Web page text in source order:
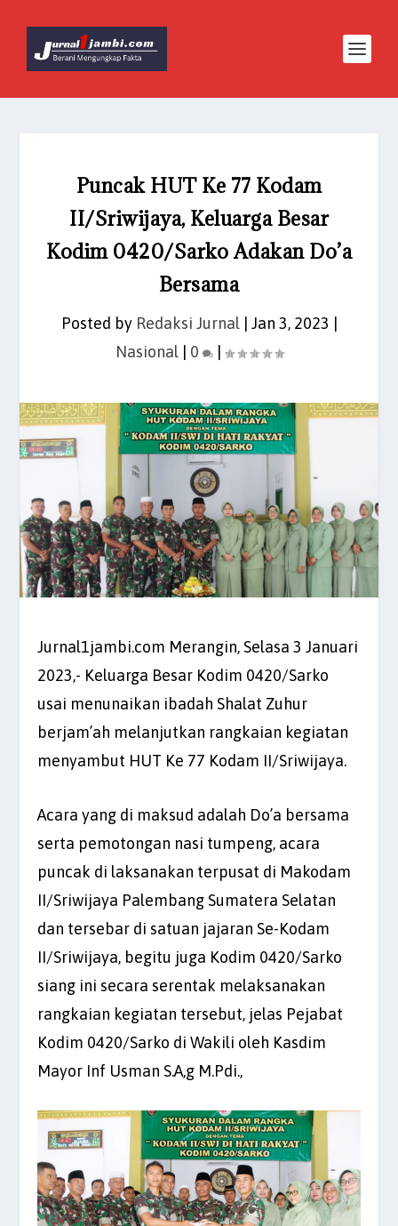
Puncak HUT Ke 77 Kodam
II/Sriwijaya, Keluarga Besar
Kodim 0420/Sarko Adakan Do’a
Bersama
Posted by Redaksi Jurnal| Jan 3, 2023
Nasional| 0 |
Jurnal1jambi.com Merangin, Selasa 3 Januari
2023,- Keluarga Besar Kodim 0420/Sarko
usai menunaikan ibadah Shalat Zuhur
berjam’ah melanjutkan rangkaian kegiatan
menyambut HUT Ke 77 Kodam II/Sriwijaya.
Acara yang di maksud adalah Do’a bersama
serta pemotongan nasi tumpeng, acara
puncak di laksanakan terpusat di Makodam
II/Sriwijaya Palembang Sumatera Selatan
dan tersebar di satuan jajaran Se-Kodam
II/Sriwijaya, begitu juga Kodim 0420/Sarko
siang ini secara serentak melaksanakan
rangkaian kegiatan tersebut, jelas Pejabat
Kodim 0420/Sarko di Wakili oleh Kasdim
Mayor Inf Usman S.A,g M.Pdi.,